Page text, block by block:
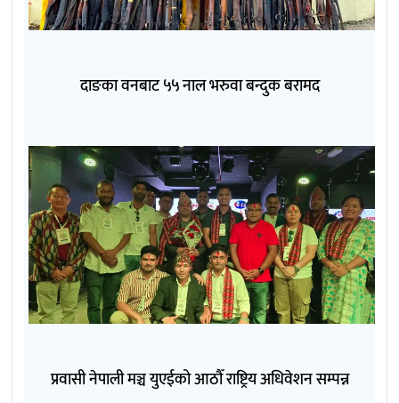
दाङका वनबाट ५५ नाल भरुवा बन्दुक बरामद
प्रवासी नेपाली मञ्च युएईको आठौँ राष्ट्रिय अधिवेशन सम्पन्न